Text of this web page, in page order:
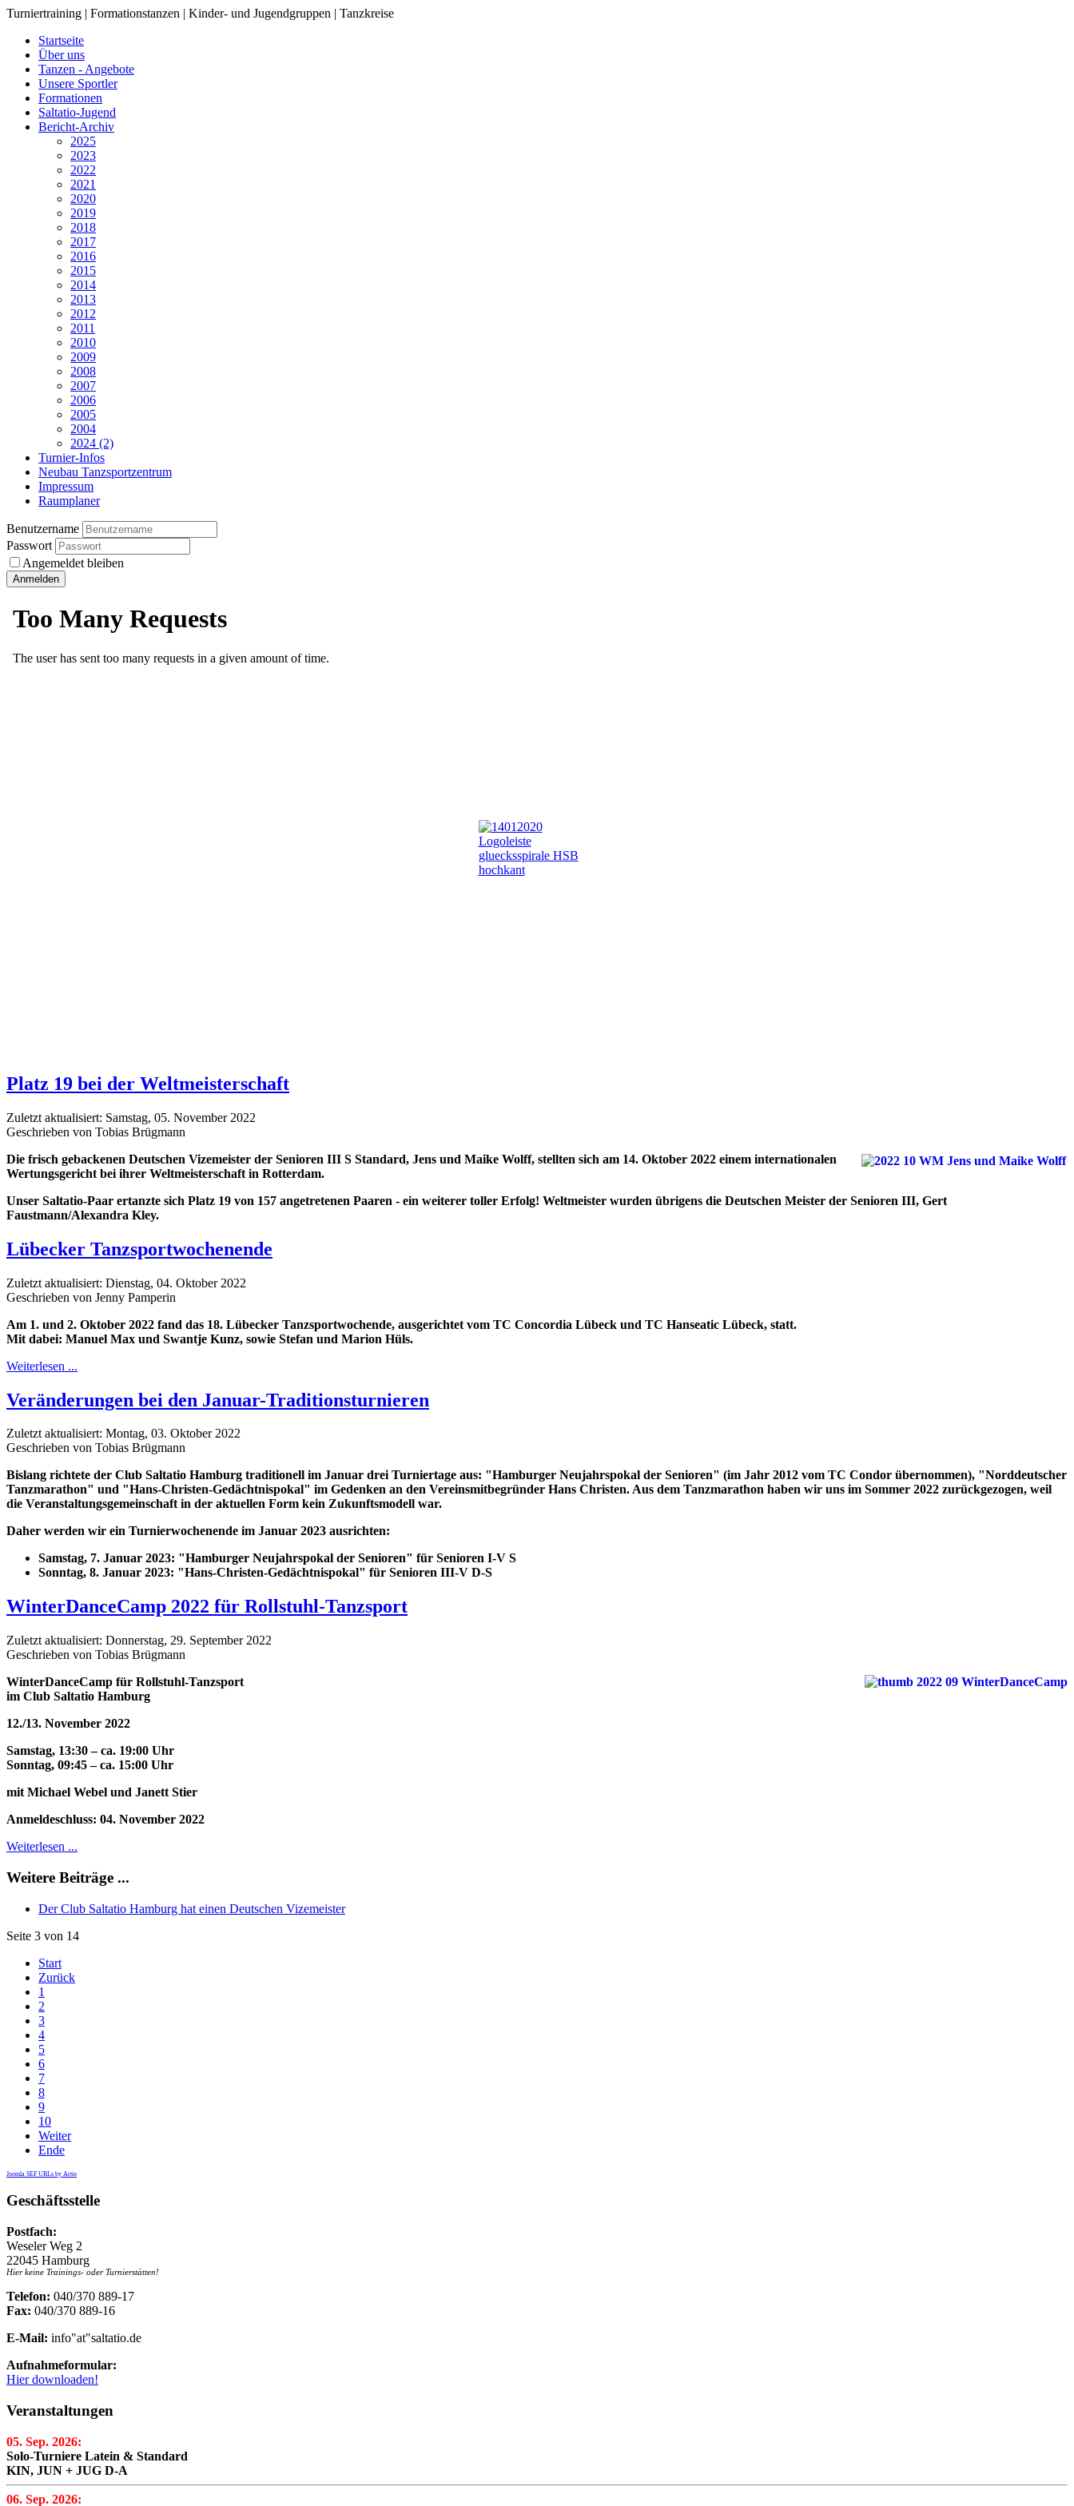
Turniertraining | Formationstanzen | Kinder- und Jugendgruppen | Tanzkreise
Startseite
Über uns
Tanzen - Angebote
Unsere Sportler
Formationen
Saltatio-Jugend
Bericht-Archiv
2025
2023
2022
2021
2020
2019
2018
2017
2016
2015
2014
2013
2012
2011
2010
2009
2008
2007
2006
2005
2004
2024 (2)
Turnier-Infos
Neubau Tanzsportzentrum
Impressum
Raumplaner
Benutzername
Passwort
Angemeldet bleiben
Platz 19 bei der Weltmeisterschaft
Zuletzt aktualisiert: Samstag, 05. November 2022
Geschrieben von Tobias Brügmann
Die frisch gebackenen Deutschen Vizemeister der Senioren III S Standard, Jens und Maike Wolff, stellten sich am 14. Oktober 2022 einem internationalen
Wertungsgericht bei ihrer Weltmeisterschaft in Rotterdam.
Unser Saltatio-Paar ertanzte sich Platz 19 von 157 angetretenen Paaren - ein weiterer toller Erfolg! Weltmeister wurden übrigens die Deutschen Meister der Senioren III, Gert
Faustmann/Alexandra Kley.
Lübecker Tanzsportwochenende
Zuletzt aktualisiert: Dienstag, 04. Oktober 2022
Geschrieben von Jenny Pamperin
Am 1. und 2. Oktober 2022 fand das 18. Lübecker Tanzsportwochende, ausgerichtet vom TC Concordia Lübeck und TC Hanseatic Lübeck, statt.
Mit dabei: Manuel Max und Swantje Kunz, sowie Stefan und Marion Hüls.
Weiterlesen ...
Veränderungen bei den Januar-Traditionsturnieren
Zuletzt aktualisiert: Montag, 03. Oktober 2022
Geschrieben von Tobias Brügmann
Bislang richtete der Club Saltatio Hamburg traditionell im Januar drei Turniertage aus: "Hamburger Neujahrspokal der Senioren" (im Jahr 2012 vom TC Condor übernommen), "Norddeutscher
Tanzmarathon" und "Hans-Christen-Gedächtnispokal" im Gedenken an den Vereinsmitbegründer Hans Christen. Aus dem Tanzmarathon haben wir uns im Sommer 2022 zurückgezogen, weil
die Veranstaltungsgemeinschaft in der aktuellen Form kein Zukunftsmodell war.
Daher werden wir ein Turnierwochenende im Januar 2023 ausrichten:
Samstag, 7. Januar 2023: "Hamburger Neujahrspokal der Senioren" für Senioren I-V S
Sonntag, 8. Januar 2023: "Hans-Christen-Gedächtnispokal" für Senioren III-V D-S
WinterDanceCamp 2022 für Rollstuhl-Tanzsport
Zuletzt aktualisiert: Donnerstag, 29. September 2022
Geschrieben von Tobias Brügmann
WinterDanceCamp für Rollstuhl-Tanzsport
im Club Saltatio Hamburg
12./13. November 2022
Samstag, 13:30 – ca. 19:00 Uhr
Sonntag, 09:45 – ca. 15:00 Uhr
mit Michael Webel und Janett Stier
Anmeldeschluss: 04. November 2022
Weiterlesen ...
Weitere Beiträge ...
Der Club Saltatio Hamburg hat einen Deutschen Vizemeister
Seite 3 von 14
Start
Zurück
1
2
3
4
5
6
7
8
9
10
Weiter
Ende
Joomla SEF URLs by Artio
Geschäftsstelle
Postfach:
Weseler Weg 2
22045 Hamburg
Hier keine Trainings- oder Turnierstätten!
Telefon: 040/370 889-17
Fax: 040/370 889-16
E-Mail: info"at"saltatio.de
Aufnahmeformular:
Hier downloaden!
Veranstaltungen
05. Sep. 2026:
Solo-Turniere Latein & Standard
KIN, JUN + JUG D-A
06. Sep. 2026: